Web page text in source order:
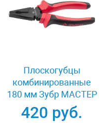
Плоскогубцы
комбинированные
180 мм Зубр МАСТЕР
22015-1-18_z01
420 руб.